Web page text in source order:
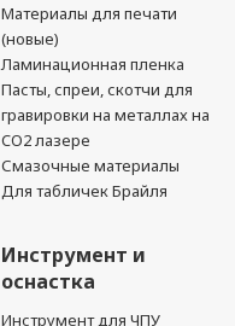
Материалы для печати
(новые)
Ламинационная пленка
Пасты, спреи, скотчи для
гравировки на металлах на
CO2 лазере
Смазочные материалы
Для табличек Брайля
Инструмент и
оснастка
Инструмент для ЧПУ